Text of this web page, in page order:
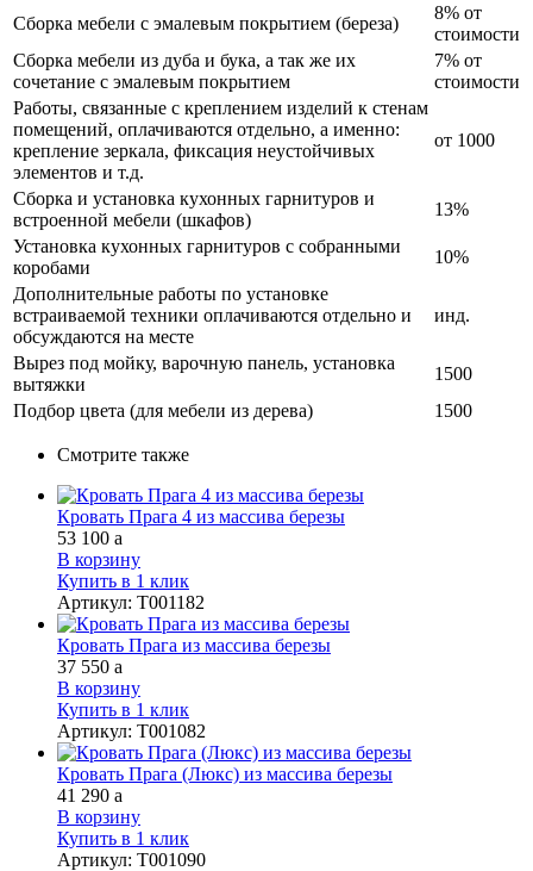
Сборка мебели с эмалевым покрытием (береза)
8% от
стоимости
Сборка мебели из дуба и бука, а так же их
сочетание с эмалевым покрытием
7% от
стоимости
Работы, связанные с креплением изделий к стенам
помещений, оплачиваются отдельно, а именно:
крепление зеркала, фиксация неустойчивых
элементов и т.д.
от 1000
Сборка и установка кухонных гарнитуров и
встроенной мебели (шкафов)
13%
Установка кухонных гарнитуров с собранными
коробами
10%
Дополнительные работы по установке
встраиваемой техники оплачиваются отдельно и
обсуждаются на месте
инд.
Вырез под мойку, варочную панель, установка
вытяжки
1500
Подбор цвета (для мебели из дерева)
1500
Смотрите также
Кровать Прага 4 из массива березы
53 100 a
В корзину
Купить в 1 клик
Артикул: Т001182
Кровать Прага из массива березы
37 550 a
В корзину
Купить в 1 клик
Артикул: Т001082
Кровать Прага (Люкс) из массива березы
41 290 a
В корзину
Купить в 1 клик
Артикул: Т001090